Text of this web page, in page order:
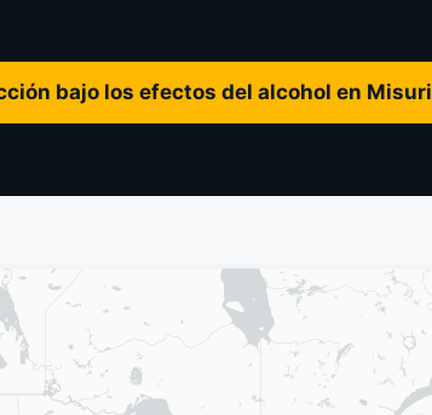
bajo los efectos del alcohol en Misuri